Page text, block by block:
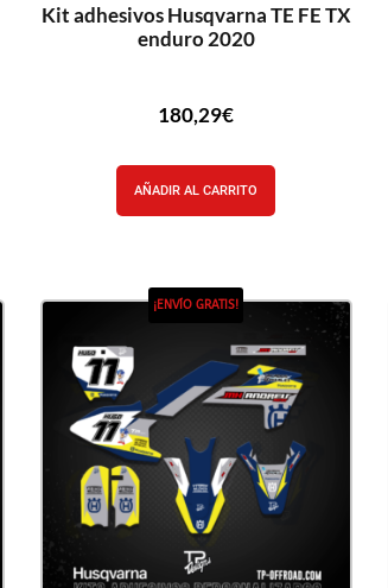
Kit adhesivos Husqvarna TE FE TX
enduro 2020
180,29€
AÑADIR AL CARRITO
¡ENVÍO GRATIS!